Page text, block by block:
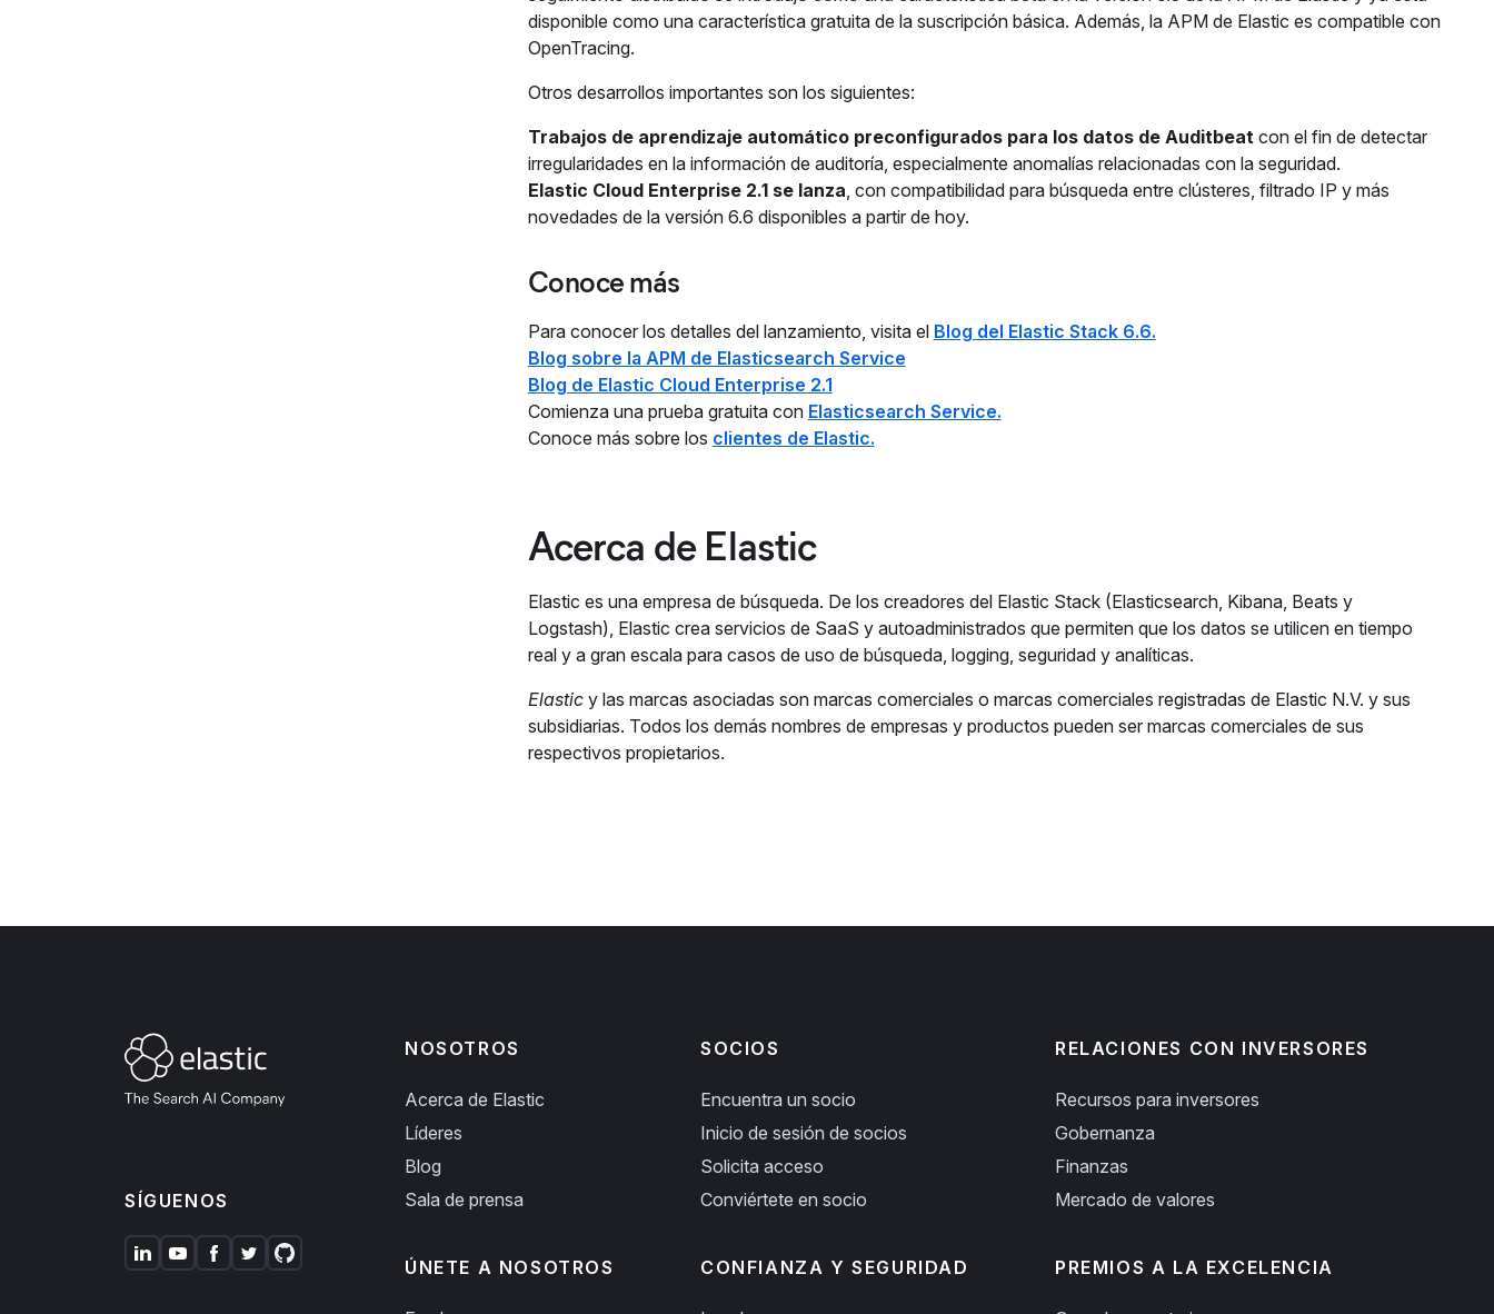
disponible como una característica gratuita de la suscripción básica. Además, la APM de Elastic es compatible con
OpenTracing.
Otros desarrollos importantes son los siguientes:
Trabajos de aprendizaje automático preconfigurados para los datos de Auditbeatcon el fin de detectar
irregularidades en la información de auditoría, especialmente anomalías relacionadas con la seguridad.
Elastic Cloud Enterprise 2.1 se lanza, con compatibilidad para búsqueda entre clústeres, filtrado IP y más
novedades de la versión 6.6 disponibles a partir de hoy.
Conoce más
Para conocer los detalles del lanzamiento, visita el Blog del Elastic Stack 6.6.
Blog sobre la APM de Elasticsearch Service
Blog de Elastic Cloud Enterprise 2.1
Comienza una prueba gratuita con Elasticsearch Service.
Conoce más sobre los clientes de Elastic.
Acerca de Elastic
Elastic es una empresa de búsqueda. De los creadores del Elastic Stack (Elasticsearch, Kibana, Beats y
Logstash), Elastic crea servicios de SaaS y autoadministrados que permiten que los datos se utilicen en tiempo
real y a gran escala para casos de uso de búsqueda, logging, seguridad y analíticas.
Elasticy las marcas asociadas son marcas comerciales o marcas comerciales registradas de Elastic N.V. y sus
subsidiarias. Todos los demás nombres de empresas y productos pueden ser marcas comerciales de sus
respectivos propietarios.
SÍGUENOS
NOSOTROS
Acerca de Elastic
Líderes
Blog
Sala de prensa
ÚNETE A NOSOTROS
SOCIOS
Encuentra un socio
Inicio de sesión de socios
Solicita acceso
Conviértete en socio
CONFIANZA Y SEGURIDAD
RELACIONES CON INVERSORES
Recursos para inversores
Gobernanza
Finanzas
Mercado de valores
PREMIOS A LA EXCELENCIA